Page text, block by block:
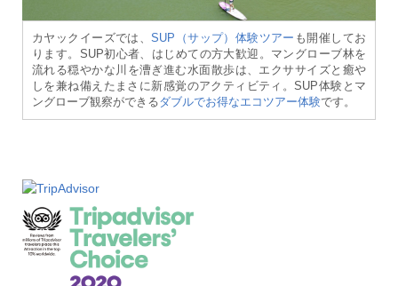
カヤックイーズでは、SUP（サップ）体験ツアー も開催してお
ります。SUP初心者、はじめての方大歓迎。マングローブ林を
流れる穏やかな川を漕ぎ進む水面散歩は、エクササイズと癒や
しを兼ね備えたまさに新感覚のアクティビティ。SUP体験とマ
ングローブ観察ができるダブルでお得なエコツアー体験です。